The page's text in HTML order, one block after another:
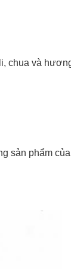
Mô tả các
8. Vận đơn
chua và
sản phẩm